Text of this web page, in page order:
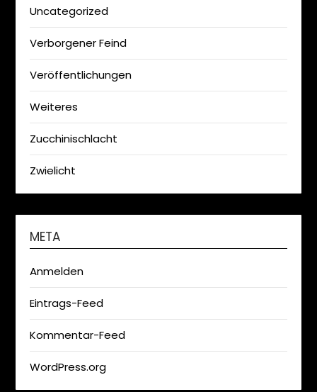
Uncategorized
Verborgener Feind
Veröffentlichungen
Weiteres
Zucchinischlacht
Zwielicht
META
Anmelden
Eintrags-Feed
Kommentar-Feed
WordPress.org